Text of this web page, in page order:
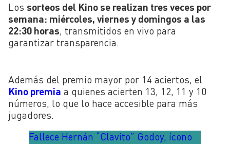
Los sorteos del Kino se realizan tres veces por
semana: miércoles, viernes y domingos a las
22:30 horas, transmitidos en vivo para
garantizar transparencia.
Además del premio mayor por 14 aciertos, el
Kino premia a quienes acierten 13, 12, 11 y 10
números, lo que lo hace accesible para más
jugadores.
Fallece Hernán “Clavito” Godoy, ícono